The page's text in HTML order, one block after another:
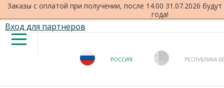
Заказы с оплатой при получении, после 14.00 31.07.2026
года!
Вход для партнеров
РОССИЯ РЕСПУБЛИКА